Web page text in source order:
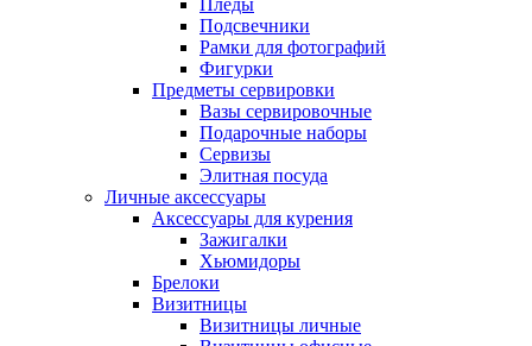
Пледы
Подсвечники
Рамки для фотографий
Фигурки
Предметы сервировки
Вазы сервировочные
Подарочные наборы
Сервизы
Элитная посуда
Личные аксессуары
Аксессуары для курения
Зажигалки
Хьюмидоры
Брелоки
Визитницы
Визитницы личные